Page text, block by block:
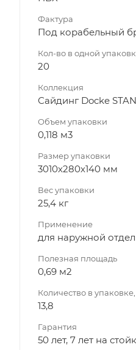
Фактура
Под корабельный
Кол-во в одной
20
Коллекция
Сайдинг Docke
Объем упаковки
0,118 м3
Размер упаковки
3010х280х140 мм
Вес упаковки
25,4 кг
Применение
для наружной
Полезная площадь
0,69 м2
Количество в
13,8
Гарантия
50 лет, 7 лет на